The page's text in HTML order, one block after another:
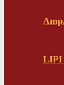
LIPI